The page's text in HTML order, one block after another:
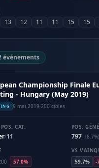
13 12 11 11 15 15
événements
Championship Finale
- Hungary (May 2019)
9 mai 2019·200 cibles
CAT.
/11
POS.
797 (8.7%)
57.0%
VS
59.7%
-